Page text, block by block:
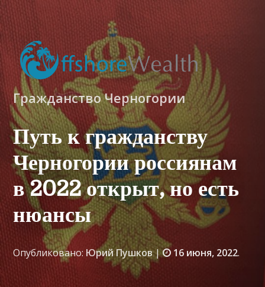
Гражданство Черногории
Путь к гражданству
Черногории россиянам
в 2022 открыт, но есть
нюансы
Опубликовано: Юрий Пушков| 16 июня, 2022.